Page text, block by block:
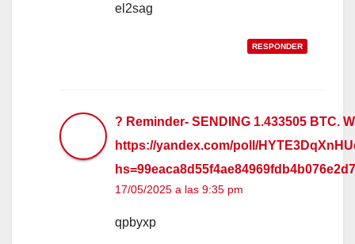
el2sag
RESPONDER
? Reminder- SENDING 1.433505 BTC.
https://yandex.com/poll/
17/05/2025 a las 9:35 pm
qpbyxp